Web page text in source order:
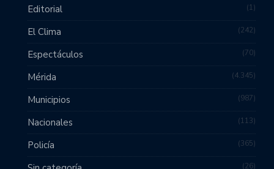
Editorial 1
El Clima 242
Espectáculos 70
Mérida 4.345
Municipios 987
Nacionales 113
Policía 365
26